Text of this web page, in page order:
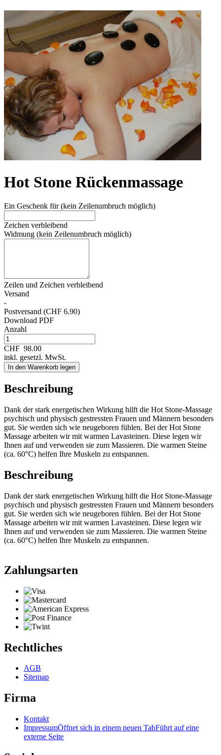
Hot Stone Rückenmassage
Ein Geschenk für (kein Zeilenumbruch möglich)
Zeichen verbleibend
Widmung (kein Zeilenumbruch möglich)
Zeilen und Zeichen verbleibend
Versand
-
Postversand (CHF 6.90)
Download PDF
Anzahl
CHF 98.00
inkl. gesetzl. MwSt.
In den Warenkorb legen
Beschreibung
Dank der stark energetischen Wirkung hilft die Hot Stone-Massage
psychisch und physisch gestressten Frauen und Männern besonders
gut. Sie werden sich wie neugeboren fühlen. Bei der Hot Stone
Massage arbeiten wir mit warmen Lavasteinen. Diese legen wir
Ihnen auf und verwenden sie zum Massieren. Die warmen Steine
(ca. 60°C) helfen Ihre Muskeln zu entspannen.
Beschreibung
Dank der stark energetischen Wirkung hilft die Hot Stone-Massage
psychisch und physisch gestressten Frauen und Männern besonders
gut. Sie werden sich wie neugeboren fühlen. Bei der Hot Stone
Massage arbeiten wir mit warmen Lavasteinen. Diese legen wir
Ihnen auf und verwenden sie zum Massieren. Die warmen Steine
(ca. 60°C) helfen Ihre Muskeln zu entspannen.
Zahlungsarten
Rechtliches
AGB
Sitemap
Firma
Kontakt
ImpressumÖffnet sich in einem neuen TabFührt auf eine
externe Seite